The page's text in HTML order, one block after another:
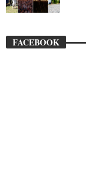
FACEBOOK